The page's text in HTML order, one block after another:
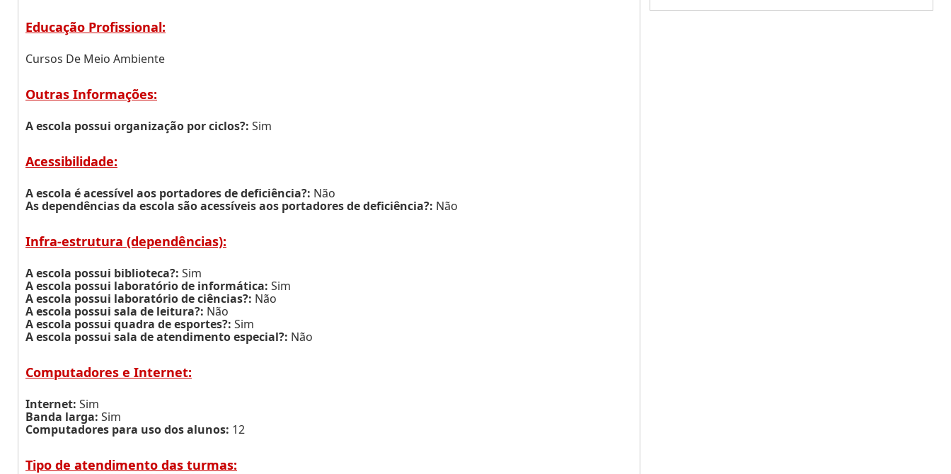
Educação Profissional:
Cursos De Meio Ambiente
Outras Informações:
A escola possui organização por ciclos?: Sim
Acessibilidade:
A escola é acessível aos portadores de deficiência?: Não
As dependências da escola são acessíveis aos portadores de deficiência?: Não
Infra-estrutura (dependências):
A escola possui biblioteca?: Sim
A escola possui laboratório de informática: Sim
A escola possui laboratório de ciências?: Não
A escola possui sala de leitura?: Não
A escola possui quadra de esportes?: Sim
A escola possui sala de atendimento especial?: Não
Computadores e Internet:
Internet: Sim
Banda larga: Sim
Computadores para uso dos alunos: 12
Tipo de atendimento das turmas: